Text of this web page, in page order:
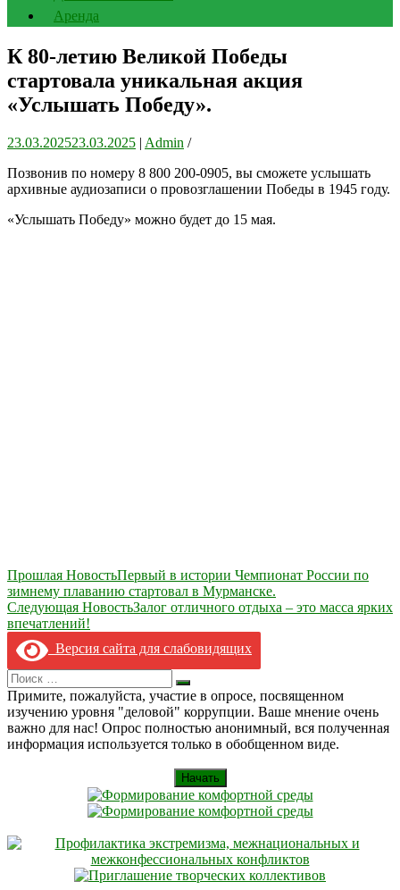
Аренда
К 80-летию Великой Победы
стартовала уникальная акция
«Услышать Победу».
23.03.202523.03.2025 | Admin /
Позвонив по номеру 8 800 200-0905, вы сможете услышать
архивные аудиозаписи о провозглашении Победы в 1945 году.
«Услышать Победу» можно будет до 15 мая.
Навигация
по
записям
Прошлая НовостьПервый в истории Чемпионат России по
зимнему плаванию стартовал в Мурманске.
Следующая НовостьЗалог отличного отдыха – это масса ярких
впечатлений!
Версия сайта для слабовидящих
Search
for:
Искать
Примите, пожалуйста, участие в опросе, посвященном
изучению уровня "деловой" коррупции. Ваше мнение очень
важно для нас! Опрос полностью анонимный, вся полученная
информация используется только в обобщенном виде.
Начать